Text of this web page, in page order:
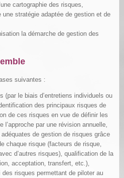
cartographie des risques,
stratégie adaptée de gestion et de
la démarche de gestion des
suivantes :
(par le biais d’entretiens individuels ou
des principaux risques de
de ces risques en vue de définir les
l’approche par une révision annuelle,
adéquates de gestion de risques grâce
chaque risque (facteurs de risque,
d’autres risques), qualification de la
acceptation, transfert, etc.),
des risques permettant de piloter au